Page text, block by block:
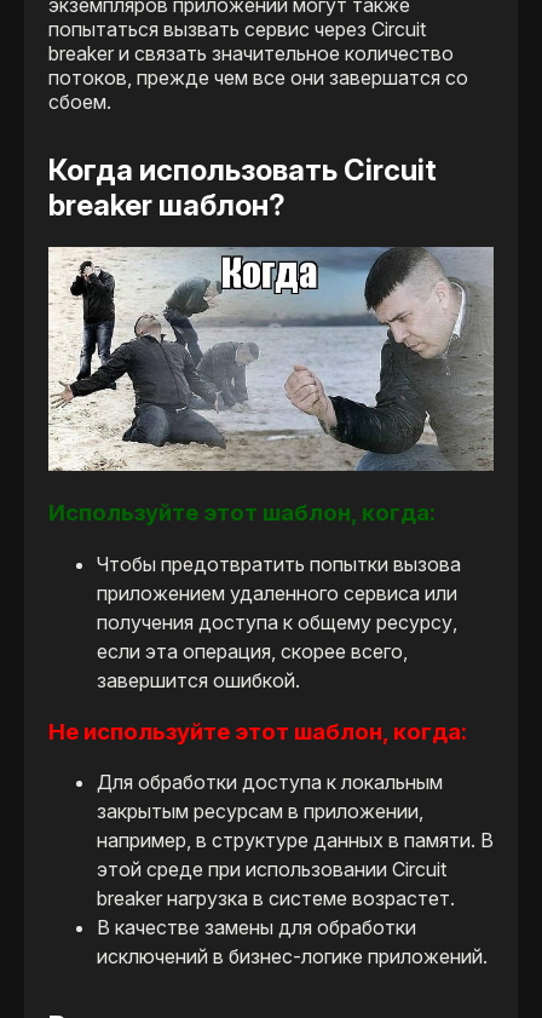
попытаться вызвать сервис через Сircuit
breaker и связать значительное количество
потоков, прежде чем все они завершатся со
сбоем.
Когда использовать Сircuit
breaker шаблон?
Используйте этот шаблон, когда:
Чтобы предотвратить попытки вызова
приложением удаленного сервиса или
получения доступа к общему ресурсу,
если эта операция, скорее всего,
завершится ошибкой.
Не используйте этот шаблон, когда:
Для обработки доступа к локальным
закрытым ресурсам в приложении,
например, в структуре данных в памяти. В
этой среде при использовании Сircuit
breaker нагрузка в системе возрастет.
В качестве замены для обработки
исключений в бизнес-логике приложений.